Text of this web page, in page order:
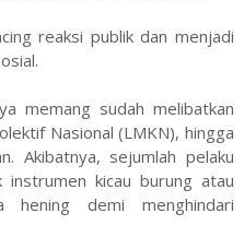
reaksi publik dan menjadi
memang sudah melibatkan
Nasional (LMKN), hingga
Akibatnya, sejumlah pelaku
instrumen kicau burung atau
hening demi menghindari